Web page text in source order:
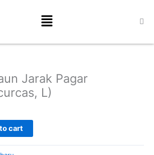
Menu
Jarak Pagar
L)
cart